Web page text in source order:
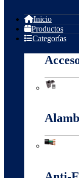
Inicio
Productos
Categorías